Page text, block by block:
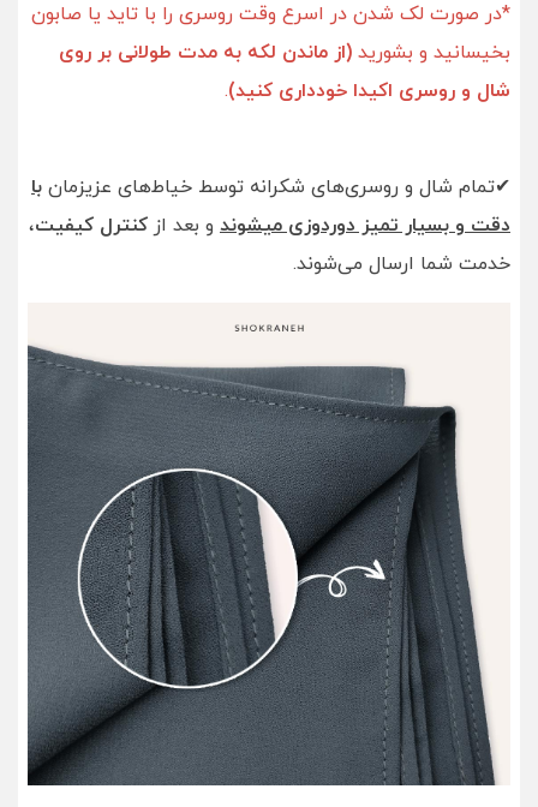
*در صورت لک شدن در اسرع وقت روسری را با تاید یا صابون
بخیسانید و بشورید (از ماندن لکه به مدت طولانی بر روی
شال و روسری اکیدا خودداری کنید).
✔تمام شال و روسری‌های شکرانه توسط خیاط‌های عزیزمان با
دقت و بسیار تمیز دوردوزی میشوند و بعد از کنترل کیفیت،
خدمت شما ارسال می‌شوند.